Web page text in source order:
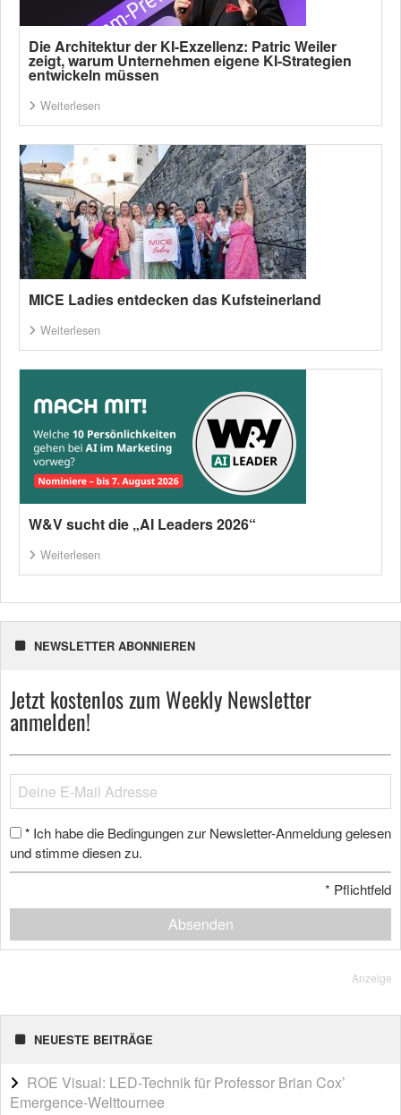
Die Architektur der KI-Exzellenz: Patric Weiler
zeigt, warum Unternehmen eigene KI-Strategien
entwickeln müssen
Weiterlesen
MICE Ladies entdecken das Kufsteinerland
Weiterlesen
W&V sucht die „AI Leaders 2026“
Weiterlesen
NEWSLETTER ABONNIEREN
Jetzt kostenlos zum Weekly Newsletter
anmelden!
* Ich habe die Bedingungen zur Newsletter-Anmeldung gelesen
und stimme diesen zu.
* Pflichtfeld
Absenden
Anzeige
NEUESTE BEITRÄGE
ROE Visual: LED-Technik für Professor Brian Cox’
Emergence-Welttournee